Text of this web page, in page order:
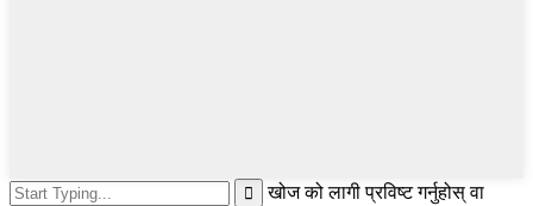
खोज को लागी प्रविष्ट गर्नुहोस् वा